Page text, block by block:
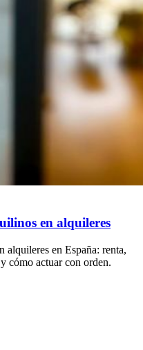
en alquileres
alquileres en España: renta,
cómo actuar con orden.